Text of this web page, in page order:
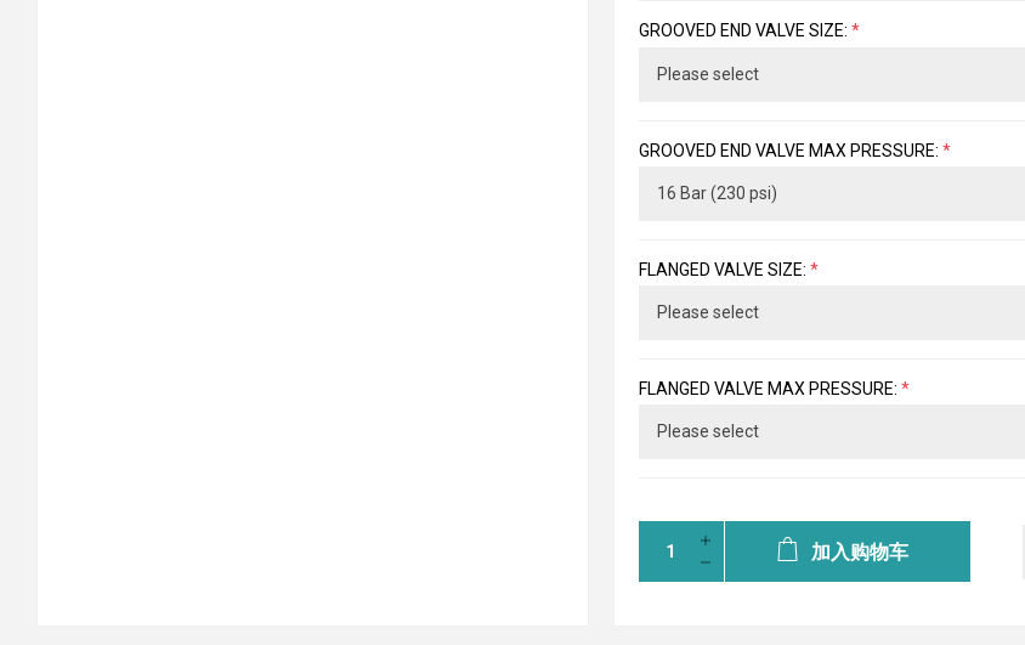
GROOVED END VALVE SIZE: *
GROOVED END VALVE MAX PRESSURE: *
FLANGED VALVE SIZE: *
FLANGED VALVE MAX PRESSURE: *
加入购物车